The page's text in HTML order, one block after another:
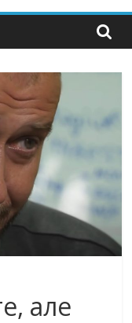
але